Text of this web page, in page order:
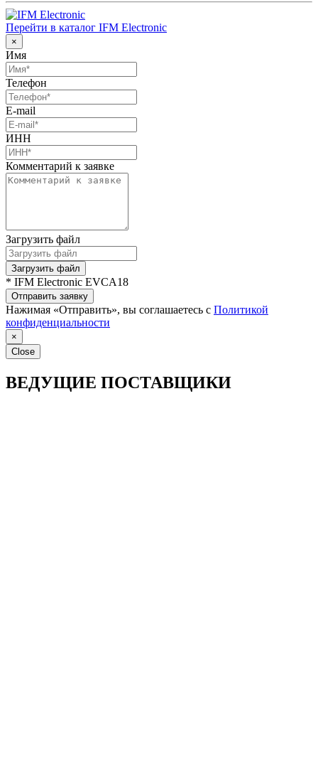
Перейти в каталог IFM Electronic
×
Имя
Телефон
E-mail
ИНН
Комментарий к заявке
Загрузить файл
Загрузить файл
* IFM Electronic EVCA18
Отправить заявку
Нажимая «Отправить», вы соглашаетесь с Политикой
конфиденциальности
×
Close
ВЕДУЩИЕ ПОСТАВЩИКИ